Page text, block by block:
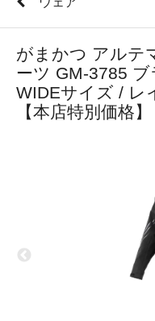
がまかつ アルテ
ーツ GM-3785
WIDEサイズ / レ
【本店特別価格】